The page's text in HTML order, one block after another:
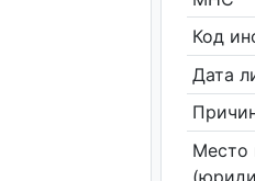
Код
Дата
Место